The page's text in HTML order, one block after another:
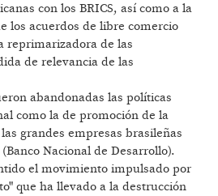
con los BRICS, así como a la
los acuerdos de libre comercio
reprimarizadora de las
de relevancia de las
abandonadas las políticas
como la de promoción de la
grandes empresas brasileñas
Nacional de Desarrollo).
el movimiento impulsado por
que ha llevado a la destrucción